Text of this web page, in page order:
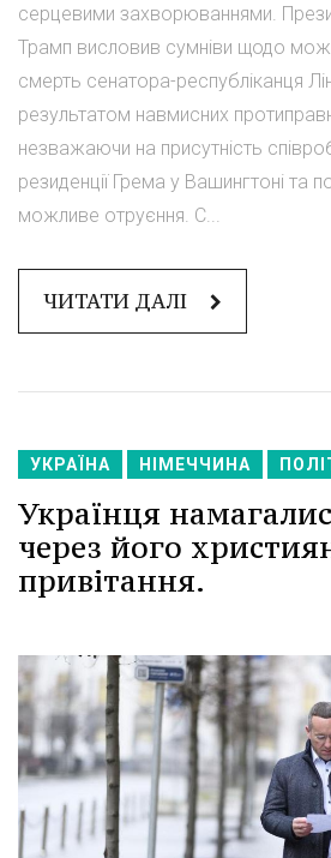
серцевими захворюваннями.
Трамп висловив сумніви щодо
смерть сенатора-республіканця
результатом навмисних
незважаючи на присутність
резиденції Грема у Вашингтоні та
можливе отруєння. С...
ЧИТАТИ ДАЛІ
УКРАЇНА НІМЕЧЧИНА
Українця
через його
привітання.